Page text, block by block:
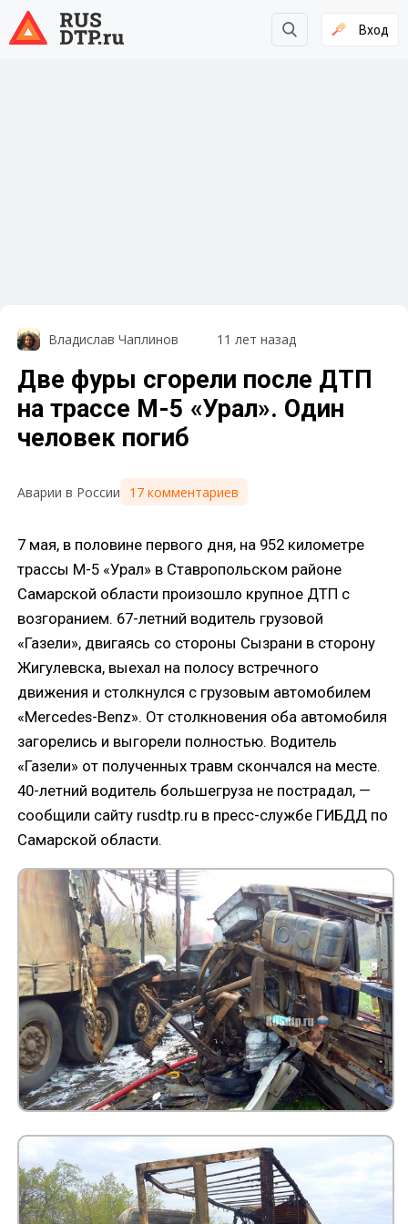
Вход
Владислав Чаплинов 11 лет назад
Две фуры сгорели после ДТП
на трассе М-5 «Урал». Один
человек погиб
Аварии в России 17 комментариев
7 мая, в половине первого дня, на 952 километре
трассы М-5 «Урал» в Ставропольском районе
Самарской области произошло крупное ДТП с
возгоранием. 67-летний водитель грузовой
«Газели», двигаясь со стороны Сызрани в сторону
Жигулевска, выехал на полосу встречного
движения и столкнулся с грузовым автомобилем
«Mercedes-Benz». От столкновения оба автомобиля
загорелись и выгорели полностью. Водитель
«Газели» от полученных травм скончался на месте.
40-летний водитель большегруза не пострадал, —
сообщили сайту rusdtp.ru в пресс-службе ГИБДД по
Самарской области.